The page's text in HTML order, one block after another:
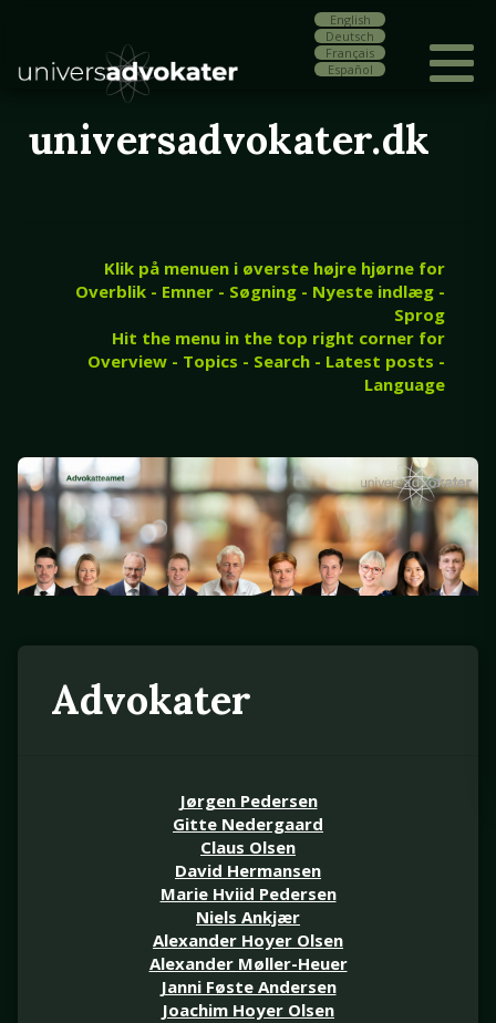
English
Deutsch
Français
Español
universadvokater.dk
Klik på menuen i øverste højre hjørne for
Overblik - Emner - Søgning - Nyeste indlæg -
Sprog
Hit the menu in the top right corner for
Overview - Topics - Search - Latest posts -
Language
Advokater
Jørgen Pedersen
Gitte Nedergaard
Claus Olsen
David Hermansen
Marie Hviid Pedersen
Niels Ankjær
Alexander Hoyer Olsen
Alexander Møller-Heuer
Janni Føste Andersen
Joachim Hoyer Olsen